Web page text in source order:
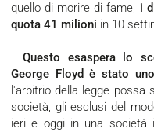
quello di morire di fame, i
quota 41 milioni in 10
Questo esaspera lo scontro sociale di cui la morte di
George Floyd è stato
l'arbitrio della legge possa
società, gli esclusi del
ieri e oggi in una società